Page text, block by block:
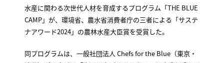
水産に関わる次世代人材を育成するプログラム「THE BLUE
CAMP」が、環境省、農水省消費者庁の三者による「サステ
ナアワード2024」の農林水産大臣賞を受賞した。
同プログラムは、一般社団法人 Chefs for the Blue（東京・